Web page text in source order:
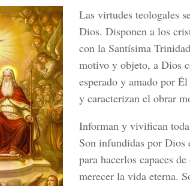
Las virtudes teologales
Dios. Disponen a los
con la Santísima
motivo y objeto, a Dios
esperado y amado por
y caracterizan el obrar
Informan y vivifican
Son infundidas por Dios
para hacerlos capaces
merecer la vida eterna.